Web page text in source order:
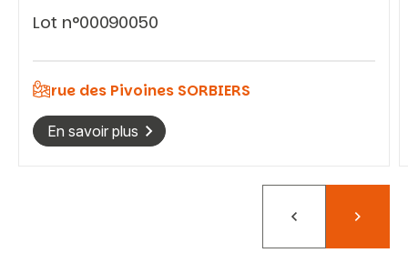
Lot n°00090050
rue des Pivoines SORBIERS
En savoir plus
PrécédentSuivant